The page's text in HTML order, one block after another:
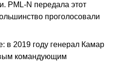
PML-N передала этот
проголосовали
в 2019 году генерал Камар
командующим